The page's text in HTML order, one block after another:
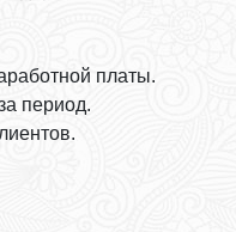
платы.
период.